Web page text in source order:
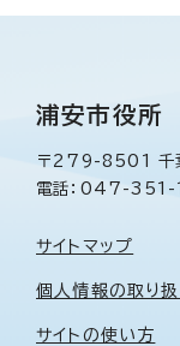
浦安市役所
〒279-8501 千
電話：047-351-
サイトマップ
個人情報の取り
サイトの使い方